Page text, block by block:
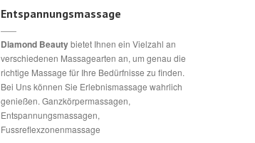
Entspannungsmassage
Diamond Beautybietet Ihnen ein Vielzahl an
verschiedenen Massagearten an, um genau die
richtige Massage für Ihre Bedürfnisse zu finden.
Bei Uns können Sie Erlebnismassage wahrlich
genießen. Ganzkörpermassagen,
Entspannungsmassagen,
Fussreflexzonenmassage